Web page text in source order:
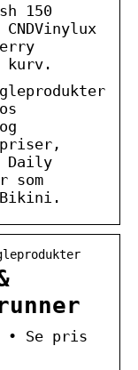
150
kurv.
Daily
som
• Se pris